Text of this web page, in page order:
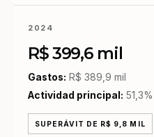
2024
R$ 399,6 mil
Gastos: R$ 389,9 mil
Actividad principal: 51,3%
SUPERÁVIT DE R$ 9,8 MIL